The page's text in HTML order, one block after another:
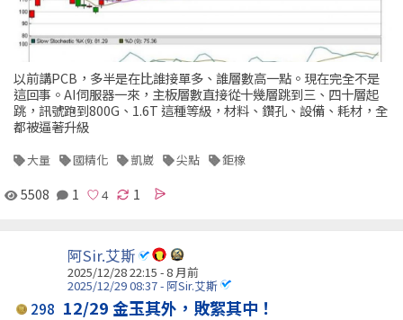
以前講PCB，多半是在比誰接單多、誰層數高一點。現在完全不是
這回事。AI伺服器一來，主板層數直接從十幾層跳到三、四十層起
跳，訊號跑到800G、1.6T 這種等級，材料、鑽孔、設備、耗材，全
都被逼著升級
大量 國精化 凱崴 尖點 鉅橡
5508 1 1
阿Sir.艾斯
2025/12/28 22:15 - 8 月前
2025/12/29 08:37 - 阿Sir.艾斯
298 12/29 金玉其外，敗絮其中！